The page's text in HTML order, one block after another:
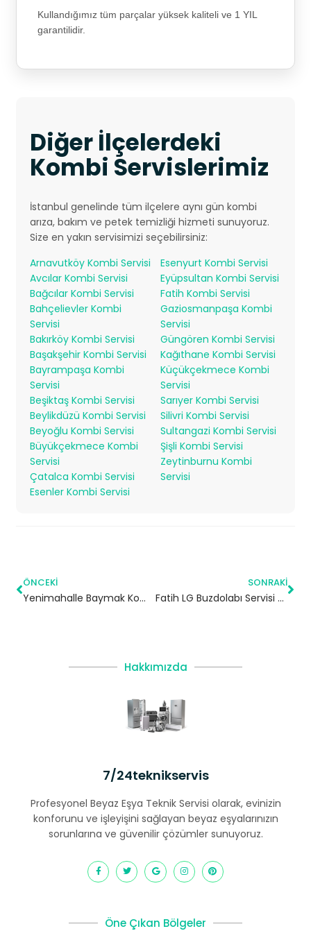
Kullandığımız tüm parçalar yüksek kaliteli ve 1 YIL
garantilidir.
Diğer İlçelerdeki
Kombi Servislerimiz
İstanbul genelinde tüm ilçelere aynı gün kombi
arıza, bakım ve petek temizliği hizmeti sunuyoruz.
Size en yakın servisimizi seçebilirsiniz:
Arnavutköy Kombi Servisi
Avcılar Kombi Servisi
Bağcılar Kombi Servisi
Bahçelievler Kombi
Servisi
Bakırköy Kombi Servisi
Başakşehir Kombi Servisi
Bayrampaşa Kombi
Servisi
Beşiktaş Kombi Servisi
Beylikdüzü Kombi Servisi
Beyoğlu Kombi Servisi
Büyükçekmece Kombi
Servisi
Çatalca Kombi Servisi
Esenler Kombi Servisi
Esenyurt Kombi Servisi
Eyüpsultan Kombi Servisi
Fatih Kombi Servisi
Gaziosmanpaşa Kombi
Servisi
Güngören Kombi Servisi
Kağıthane Kombi Servisi
Küçükçekmece Kombi
Servisi
Sarıyer Kombi Servisi
Silivri Kombi Servisi
Sultangazi Kombi Servisi
Şişli Kombi Servisi
Zeytinburnu Kombi
Servisi
ÖNCEKI
Yenimahalle Baymak Kombi Servisi – Bayrampaşa Yetkili Servis
SONRAKI
Fatih LG Buzdolabı Servisi – 7/24 Teknik Servis
Hakkımızda
7/24teknikservis
Profesyonel Beyaz Eşya Teknik Servisi olarak, evinizin
konforunu ve işleyişini sağlayan beyaz eşyalarınızın
sorunlarına ve güvenilir çözümler sunuyoruz.
Öne Çıkan Bölgeler